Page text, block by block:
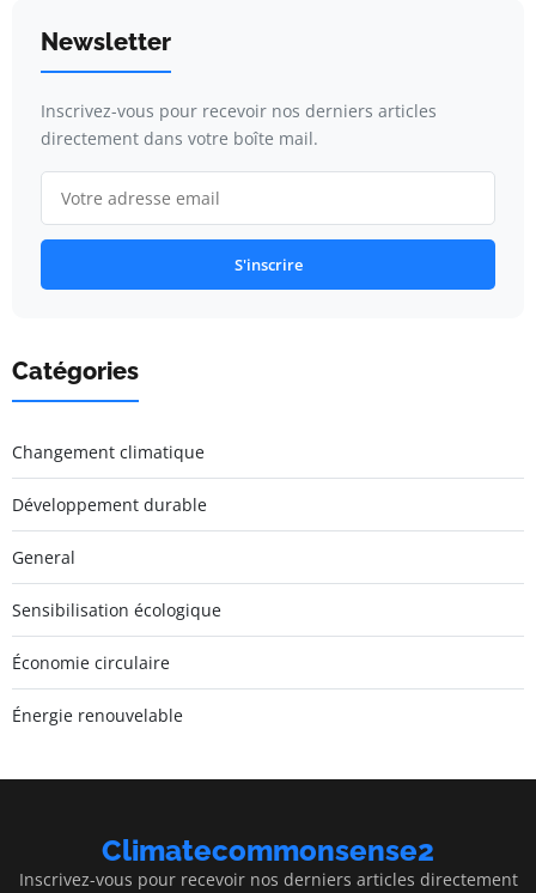
Newsletter
Inscrivez-vous pour recevoir nos derniers articles
directement dans votre boîte mail.
S'inscrire
Catégories
Changement climatique
Développement durable
General
Sensibilisation écologique
Économie circulaire
Énergie renouvelable
Climatecommonsense2
Inscrivez-vous pour recevoir nos derniers articles directement